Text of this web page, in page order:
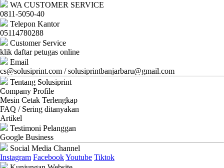
WA CUSTOMER SERVICE
0811-5050-40
Telepon Kantor
05114780288
Customer Service
klik daftar petugas online
Email
cs@solusiprint.com / solusiprintbanjarbaru@gmail.com
Tentang Solusiprint
Company Profile
Mesin Cetak Terlengkap
FAQ / Sering ditanyakan
Artikel
Testimoni Pelanggan
Google Business
Social Media Channel
Instagram FacebookYoutube Tiktok